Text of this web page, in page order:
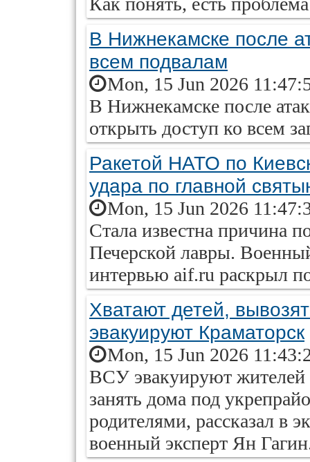
В Нижнекамске после
всем подвалам
Mon, 15 Jun 2026
В Нижнекамске после
открыть доступ ко всем
Ракетой НАТО по
удара по главной
Mon, 15 Jun 2026
Стала известна причина
Печерской лавры.
интервью aif.ru раскрыл
Хватают детей,
эвакуируют Краматорск
Mon, 15 Jun 2026
ВСУ эвакуируют жителей
занять дома под
родителями, рассказал в
военный эксперт Ян